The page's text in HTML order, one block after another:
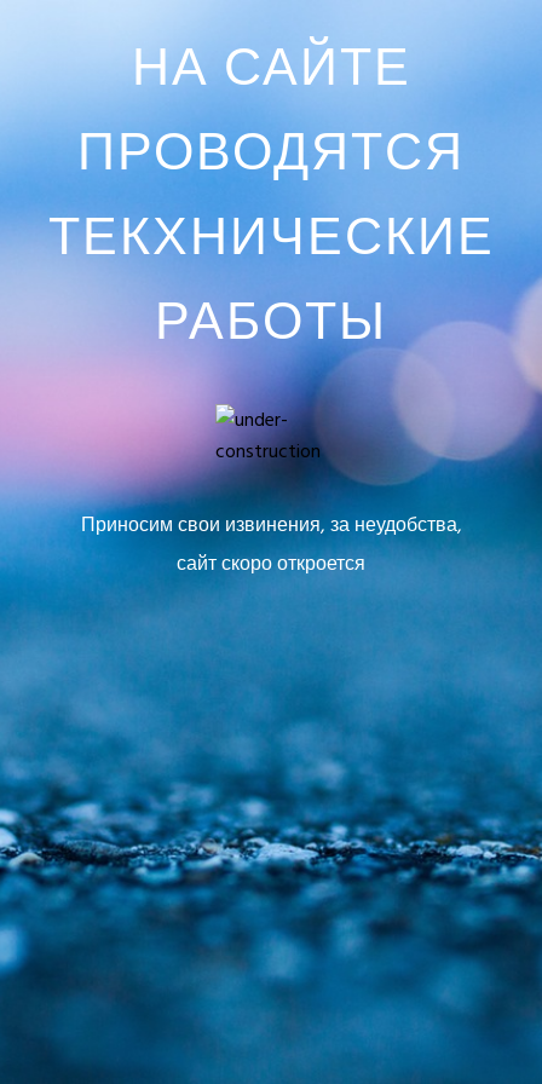
НА САЙТЕ
ПРОВОДЯТСЯ
ТЕКХНИЧЕСКИЕ
РАБОТЫ
Приносим свои извинения, за неудобства,
сайт скоро откроется